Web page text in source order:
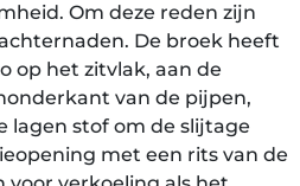
Om deze reden zijn
De broek heeft
op het zitvlak, aan de
van de pijpen,
lagen stof om de slijtage
met een rits van de